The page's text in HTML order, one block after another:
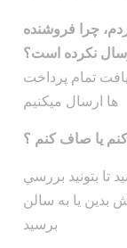
چرا فروشنده
نکرده است؟
بعد از دریافت تمام پرداخت
ها ارسال ميکنيم
تا بتونيد بررسي
بدين يا به سالن
برسيد